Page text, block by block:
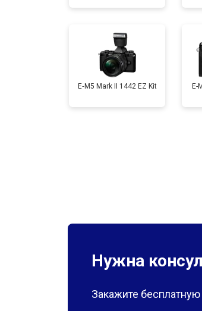
Чистка матрицы
E‑M5 Mark II 1442 EZ Kit
E-
Нужна
Закажите